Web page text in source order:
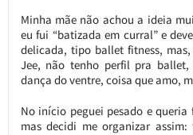
Minha mãe não achou a ideia
eu fui “batizada em curral” e
delicada, tipo ballet fitness,
Jee, não tenho perfil pra
dança do ventre, coisa que amo,
No início peguei pesado e
mas decidi me organizar